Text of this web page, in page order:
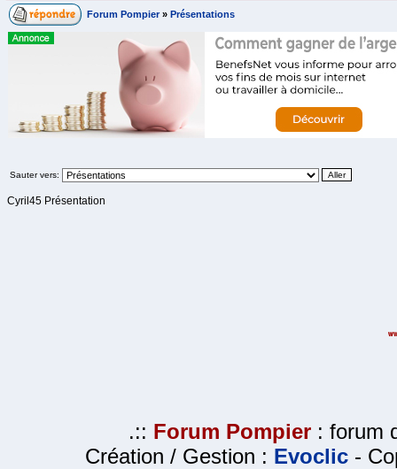
Forum Pompier » Présentations
Sauter vers:
Cyril45 Présentation
.:: Forum Pompier : forum
Création / Gestion : Evoclic -